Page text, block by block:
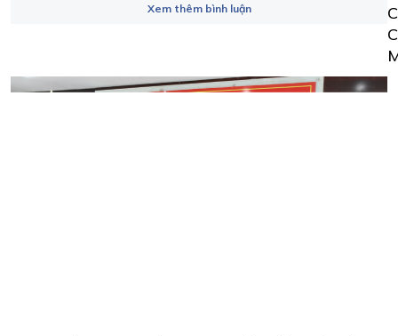
Xem thêm bình luận